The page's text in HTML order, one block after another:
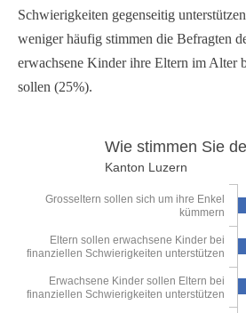
Schwierigkeiten gegenseitig
weniger häufig stimmen die Befragten
erwachsene Kinder ihre Eltern im Alter
sollen (25%).
Wie stimmen Sie den Aussagen zu? -
Bar chart with 3 data series.
View as data table, Wie
The chart has 1 X axis displaying
Wie stimmen Sie
Kanton Luzern
Grosseltern sollen sich um ihre Enkel
kümmern
Eltern sollen erwachsene Kinder bei
finanziellen Schwierigkeiten unterstützen
Erwachsene Kinder sollen Eltern bei
finanziellen Schwierigkeiten unterstützen